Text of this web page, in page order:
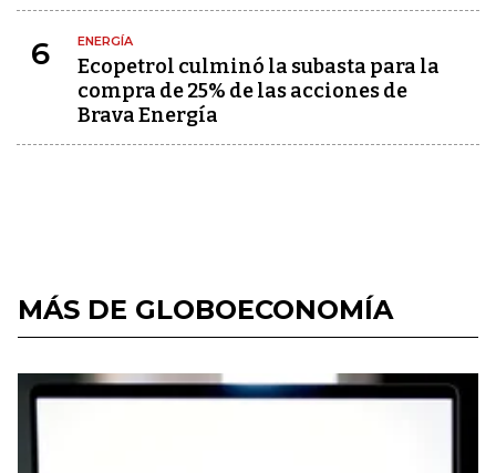
6 ENERGÍA
Ecopetrol culminó la subasta para la
compra de 25% de las acciones de
Brava Energía
MÁS DE GLOBOECONOMÍA